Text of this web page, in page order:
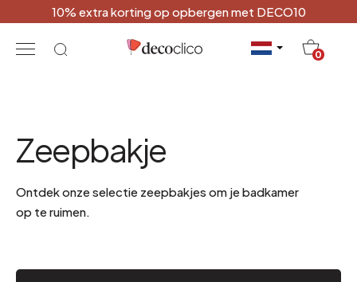
10% extra korting op opbergen met DECO10
0
Zeepbakje
Ontdek onze selectie zeepbakjes om je badkamer
op te ruimen.